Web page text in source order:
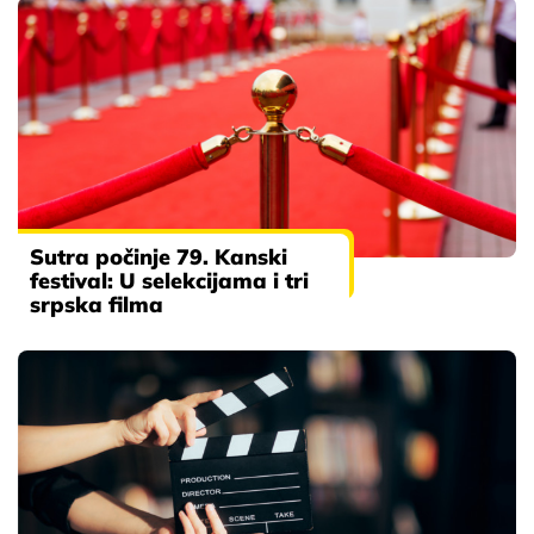
Sutra počinje 79. Kanski
festival: U selekcijama i tri
srpska filma